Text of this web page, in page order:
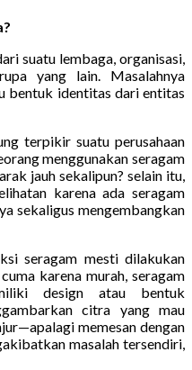
suatu lembaga, organisasi,
yang lain. Masalahnya
bentuk identitas dari entitas
terpikir suatu perusahaan
menggunakan seragam
jauh sekalipun? selain itu,
karena ada seragam
sekaligus mengembangkan
seragam mesti dilakukan
karena murah, seragam
design atau bentuk
citra yang mau
memesan dengan
masalah tersendiri,